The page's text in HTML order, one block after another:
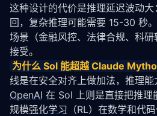
这种设计的代价是推理延迟波动
回，复杂推理可能需要 15-30 秒
场景（金融风控、法律合规、科
接受。
为什么 Sol 能超越 Claude
线是在安全对齐上做加法，推理能
OpenAI 在 Sol 上则是直接把推理
规模强化学习 （RL）在数学和代